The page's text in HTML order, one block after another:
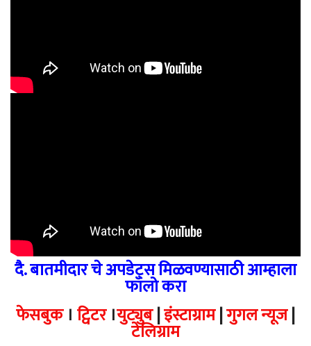
दै. बातमीदार चे अपडेट्स मिळवण्यासाठी आम्हाला
फॉलो करा
फेसबुक। ट्विटर।युट्युब|इंस्टाग्राम|गुगल न्यूज|
टेलिग्राम